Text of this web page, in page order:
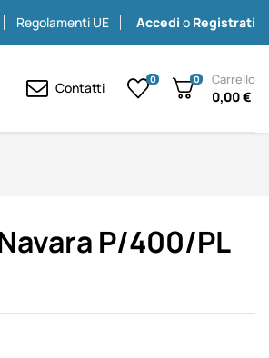
Regolamenti UE Accedi o Registrati
Contatti 0 0 Carrello
0,00 €
P/400/PL